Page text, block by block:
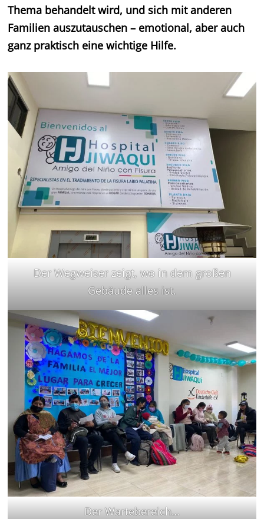
Thema behandelt wird, und sich mit anderen
Familien auszutauschen – emotional, aber auch
ganz praktisch eine wichtige Hilfe.
Der Wegweiser zeigt, wo in dem großen
Gebäude alles ist.
Der Wartebereich…